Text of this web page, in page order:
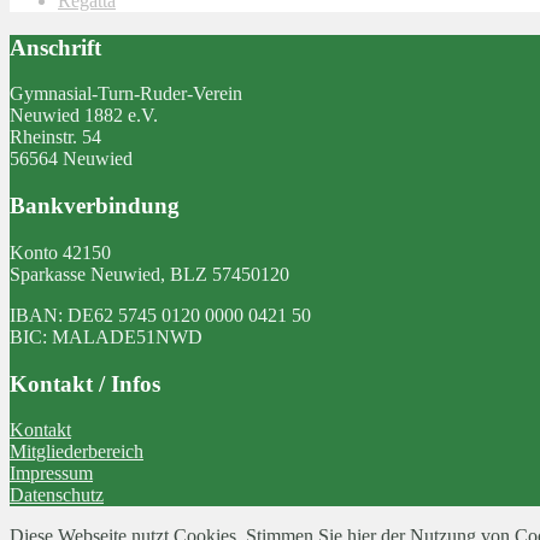
Anschrift
Gymnasial-Turn-Ruder-Verein
Neuwied 1882 e.V.
Rheinstr. 54
56564 Neuwied
Bankverbindung
Konto 42150
Sparkasse Neuwied, BLZ 57450120
IBAN: DE62 5745 0120 0000 0421 50
BIC: MALADE51NWD
Kontakt / Infos
Kontakt
Mitgliederbereich
Impressum
Datenschutz